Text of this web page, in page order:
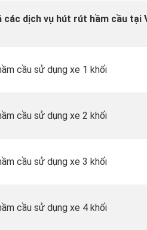
các dịch vụ hút rút hầm cầu
cầu sử dụng xe 1 khối
cầu sử dụng xe 2 khối
cầu sử dụng xe 3 khối
cầu sử dụng xe 4 khối